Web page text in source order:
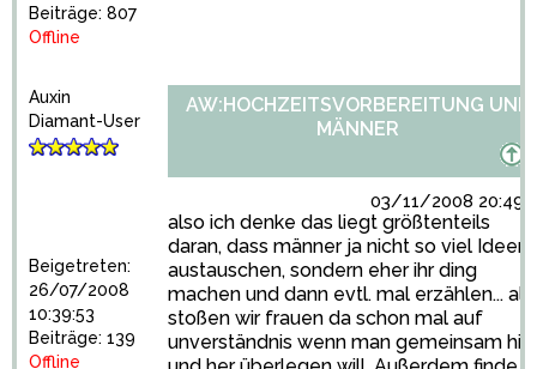
Beiträge: 807
Offline
Auxin
Diamant-User
Beigetreten:
26/07/2008
10:39:53
Beiträge: 139
Offline
AW:HOCHZEITSVORBEREITUNG UND
MÄNNER
03/11/2008
also ich denke das liegt größtenteils
daran, dass männer ja nicht so viel Ideen
austauschen, sondern eher ihr ding
machen und dann evtl. mal erzählen...
stoßen wir frauen da schon mal auf
unverständnis wenn man gemeinsam hin